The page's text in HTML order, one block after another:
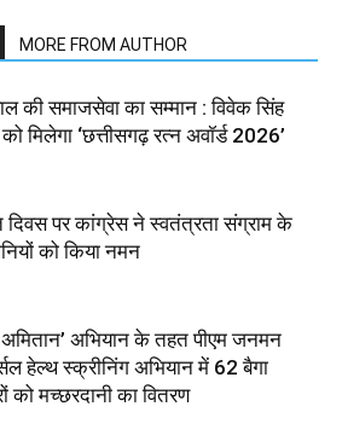
MORE FROM AUTHOR
की समाजसेवा का सम्मान : विवेक सिंह
मिलेगा ‘छत्तीसगढ़ रत्न अवॉर्ड 2026’
दिवस पर कांग्रेस ने स्वतंत्रता संग्राम के
को किया नमन
अभियान के तहत पीएम जनमन
हेल्थ स्क्रीनिंग अभियान में 62 बैगा
को मच्छरदानी का वितरण